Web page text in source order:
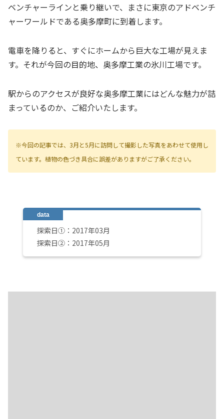
ベンチャーラインと乗り継いで、まさに東京のアドベンチ
ャーワールドである奥多摩町に到着します。
電車を降りると、すぐにホームから巨大な工場が見えま
す。それが今回の目的地、奥多摩工業の氷川工場です。
駅からのアクセスが良好な奥多摩工業にはどんな魅力が詰
まっているのか、ご紹介いたします。
※今回の記事では、3月と5月に訪問して撮影した写真をあわせて使用し
ています。植物の色づき具合に誤差がありますがご了承ください。
探索日①：2017年03月
探索日②：2017年05月